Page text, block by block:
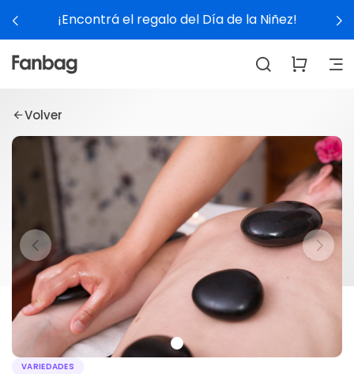
¡Encontrá el regalo del Día de la Niñez!
Volver
VARIEDADES